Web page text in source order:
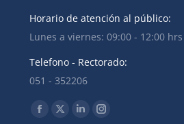
Horario de atención al público:
Lunes a viernes: 09:00 - 12:00 hrs
Telefono - Rectorado:
051 - 352206
Find us on: